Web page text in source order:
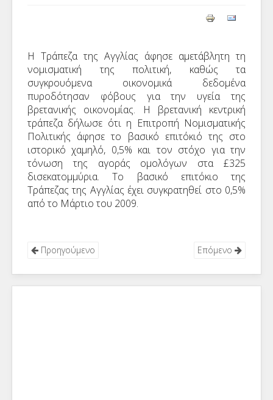
Η Τράπεζα της Αγγλίας άφησε αμετάβλητη τη
νομισματική της πολιτική, καθώς τα
συγκρουόμενα οικονομικά δεδομένα
πυροδότησαν φόβους για την υγεία της
βρετανικής οικονομίας. Η βρετανική κεντρική
τράπεζα δήλωσε ότι η Επιτροπή Νομισματικής
Πολιτικής άφησε το βασικό επιτόκιό της στο
ιστορικό χαμηλό, 0,5% και τον στόχο για την
τόνωση της αγοράς ομολόγων στα £325
δισεκατομμύρια. Το βασικό επιτόκιο της
Τράπεζας της Αγγλίας έχει συγκρατηθεί στο 0,5%
από το Μάρτιο του 2009.
Προηγούμενο Επόμενο